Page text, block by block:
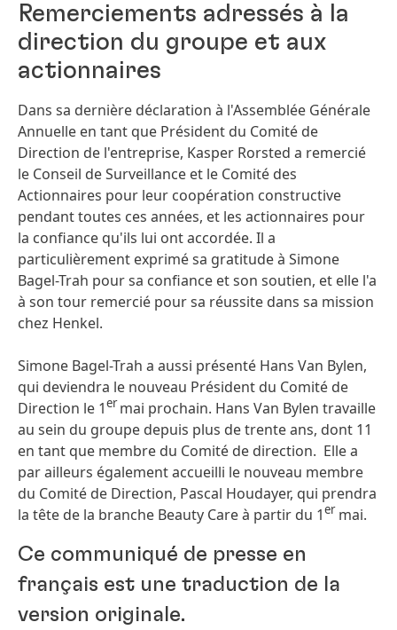
Remerciements adressés à la
direction du groupe et aux
actionnaires
Dans sa dernière déclaration à l'Assemblée Générale
Annuelle en tant que Président du Comité de
Direction de l'entreprise, Kasper Rorsted a remercié
le Conseil de Surveillance et le Comité des
Actionnaires pour leur coopération constructive
pendant toutes ces années, et les actionnaires pour
la confiance qu'ils lui ont accordée. Il a
particulièrement exprimé sa gratitude à Simone
Bagel-Trah pour sa confiance et son soutien, et elle l'a
à son tour remercié pour sa réussite dans sa mission
chez Henkel.
Simone Bagel-Trah a aussi présenté Hans Van Bylen,
qui deviendra le nouveau Président du Comité de
Direction le 1ermai prochain. Hans Van Bylen travaille
au sein du groupe depuis plus de trente ans, dont 11
en tant que membre du Comité de direction. Elle a
par ailleurs également accueilli le nouveau membre
du Comité de Direction, Pascal Houdayer, qui prendra
la tête de la branche Beauty Care à partir du 1er mai.
Ce communiqué de presse en
français est une traduction de la
version originale.